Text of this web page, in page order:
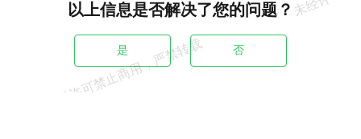
以上信息是否解决了您的问题？
是 否